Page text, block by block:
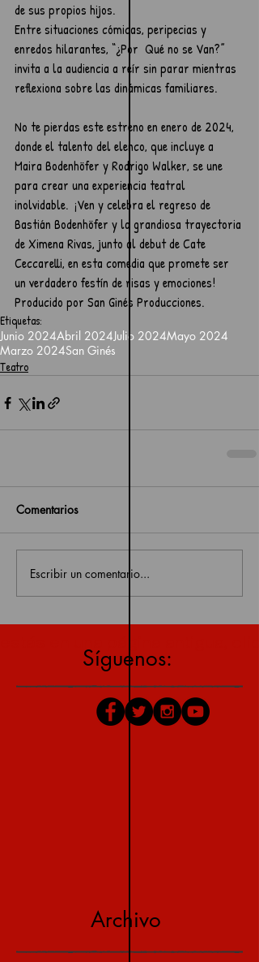
de sus propios hijos.
Entre situaciones cómicas, peripecias y
enredos hilarantes, “¿Por  Qué no se Van?”
invita a la audiencia a reír sin parar mientras
reflexiona sobre las dinámicas familiares.
No te pierdas este estreno en enero de 2024,
donde el talento del elenco, que incluye a
Maira Bodenhöfer y Rodrigo Walker, se une
para crear una experiencia teatral
inolvidable.  ¡Ven y celebra el regreso de
Bastián Bodenhöfer y la grandiosa trayectoria
de Ximena Rivas, junto al debut de Cate
Ceccarelli, en esta comedia que promete ser
un verdadero festín de risas y emociones!
Producido por San Ginés Producciones.
Etiquetas:
Junio 2024Abril 2024Julio 2024Mayo 2024
Marzo 2024San Ginés
Teatro
Comentarios
Escribir un comentario...
Síguenos:
Archivo